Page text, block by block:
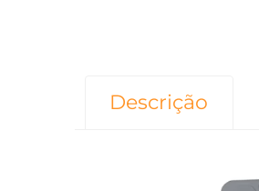
Descrição